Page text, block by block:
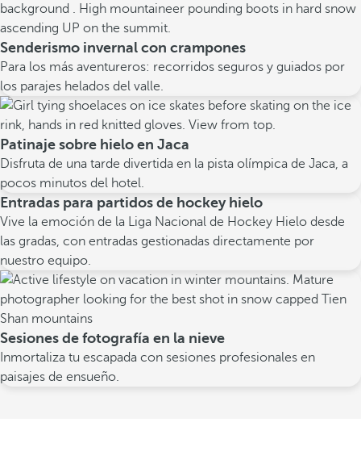
Senderismo invernal con crampones
Para los más aventureros: recorridos seguros y guiados por
los parajes helados del valle.
Patinaje sobre hielo en Jaca
Disfruta de una tarde divertida en la pista olímpica de Jaca, a
pocos minutos del hotel.
Entradas para partidos de hockey hielo
Vive la emoción de la Liga Nacional de Hockey Hielo desde
las gradas, con entradas gestionadas directamente por
nuestro equipo.
Sesiones de fotografía en la nieve
Inmortaliza tu escapada con sesiones profesionales en
paisajes de ensueño.